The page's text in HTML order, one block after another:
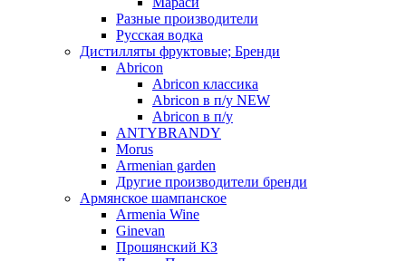
Разные производители
Русская водка
Дистилляты фруктовые; Бренди
Abricon
Abricon классика
Abricon в п/у NEW
Abricon в п/у
ANTYBRANDY
Morus
Armenian garden
Другие производители бренди
Армянское шампанское
Armenia Wine
Ginevan
Прошянский КЗ